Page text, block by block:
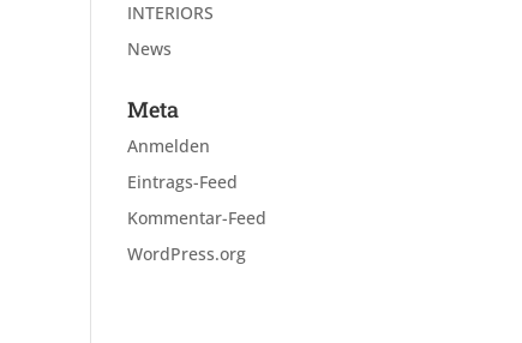
INTERIORS
News
Meta
Anmelden
Eintrags-Feed
Kommentar-Feed
WordPress.org